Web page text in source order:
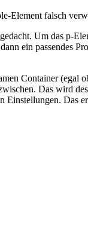
Element falsch
Um das p-
ein passendes
Container
Das wird
Das